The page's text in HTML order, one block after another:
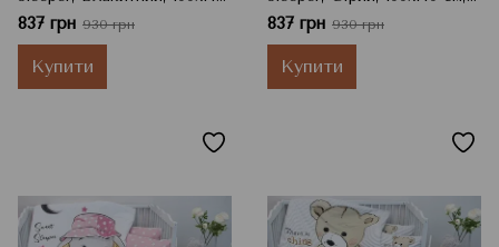
см, 115x145 см, 40x60 см
837 грн 930 грн
Купити
115x145 см, 40x60 см
837 грн 930 грн
Купити